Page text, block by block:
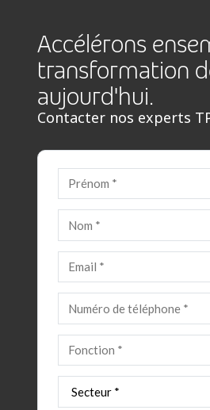
Accélérons
transformation
aujourd'hui.
Contacter nos experts